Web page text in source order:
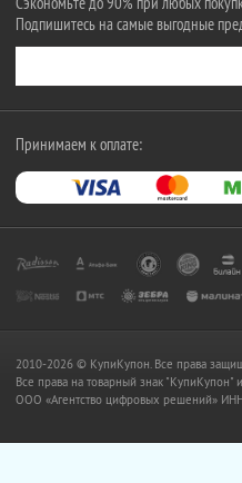
Подпишитесь на самые выгодные
Принимаем к оплате:
2010-2026 © КупиКупон. Все права
Все права на товарный знак
OOO «Агентство цифровых решений»